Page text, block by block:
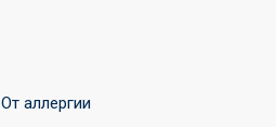
От аллергии